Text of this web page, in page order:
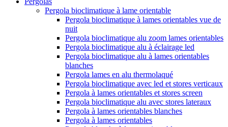
Pergola bioclimatique à lame orientable
Pergola bioclimatique à lames orientables vue de
nuit
Pergola bioclimatique alu zoom lames orientables
Pergola bioclimatique alu à éclairage led
Pergola bioclimatique alu à lames orientables
blanches
Pergola lames en alu thermolaqué
Pergola bioclimatique avec led et stores verticaux
Pergola à lames orientables et stores screen
Pergola bioclimatique alu avec stores lateraux
Pergola à lames orientables blanches
Pergola à lames orientables